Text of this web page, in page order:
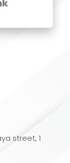
street, 1